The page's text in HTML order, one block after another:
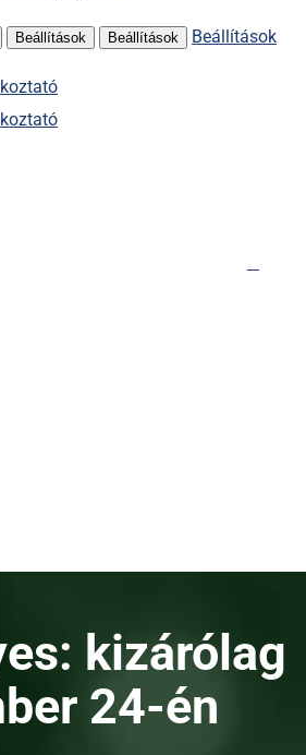
Beállítások Beállítások Beállítások
kizárólag
24-én